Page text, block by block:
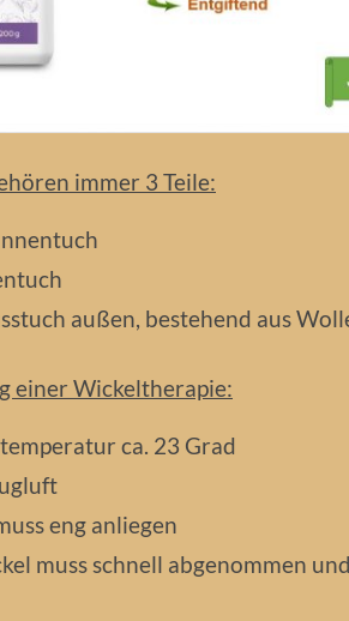
immer 3 Teile:
außen, bestehend aus
einer Wickeltherapie:
ca. 23 Grad
eng anliegen
muss schnell abgenommen